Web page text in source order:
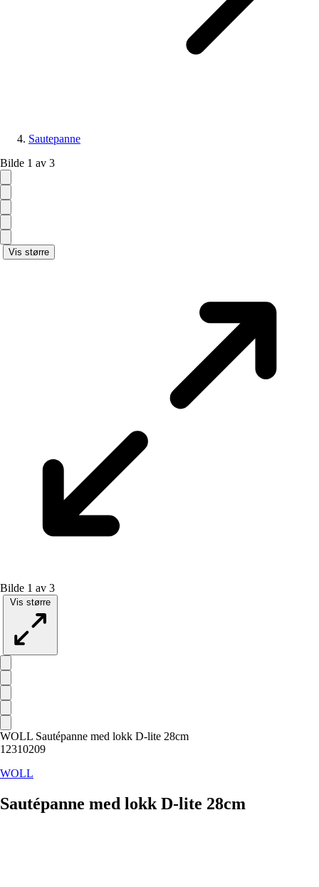
Sautepanne
Bilde 1 av 3
Vis større
Bilde 1 av 3
Vis større
WOLL Sautépanne med lokk D-lite 28cm
12310209
WOLL
Sautépanne med lokk D-lite 28cm